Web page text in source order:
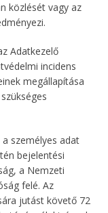
közlését vagy az
Adatkezelő
incidens
megállapítása
a személyes adat
bejelentési
a Nemzeti
felé. Az
jutást követő 72